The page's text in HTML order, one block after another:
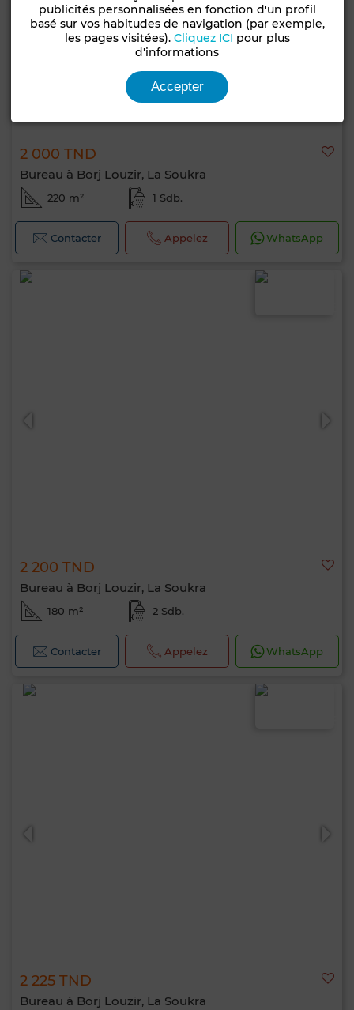
2 000 TND
Bureau à Borj Louzir, La Soukra
220 m² 1 Sdb.
Contacter Appelez WhatsApp
2 200 TND
Bureau à Borj Louzir, La Soukra
180 m² 2 Sdb.
Contacter Appelez WhatsApp
2 225 TND
Bureau à Borj Louzir, La Soukra
publicités personnalisées en fonction d'un profil
basé sur vos habitudes de navigation (par exemple,
les pages visitées). Cliquez ICI pour plus
d'informations
Accepter